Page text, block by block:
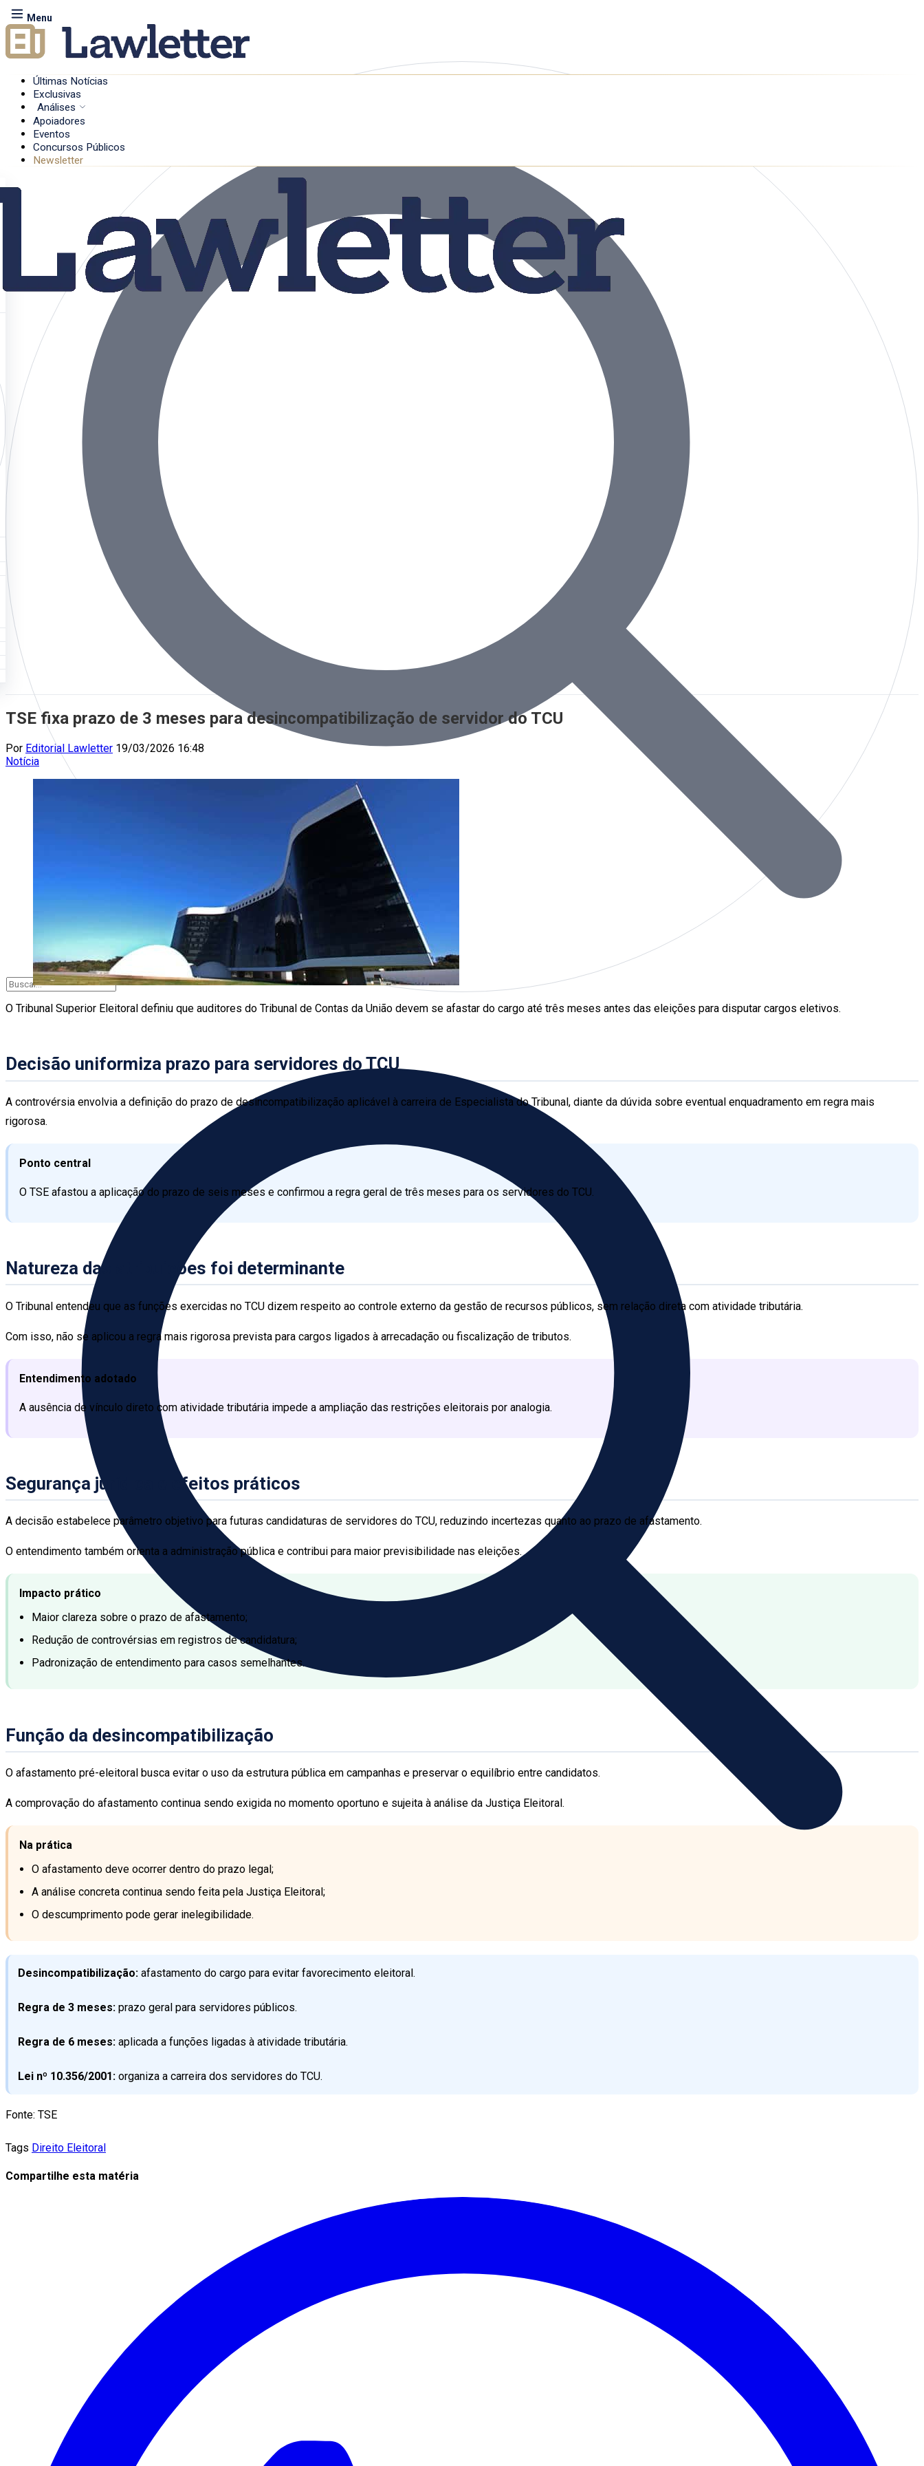
Menu
Últimas Notícias
Exclusivas
Análises
Apoiadores
Eventos
Concursos Públicos
Newsletter
TSE fixa prazo de 3 meses para desincompatibilização de servidor do TCU
Por Editorial Lawletter 19/03/2026 16:48
Notícia
O Tribunal Superior Eleitoral definiu que auditores do Tribunal de Contas da União devem se afastar do cargo até três meses antes das eleições para disputar cargos eletivos.
Decisão uniformiza prazo para servidores do TCU
A controvérsia envolvia a definição do prazo de desincompatibilização aplicável à carreira de Especialista do Tribunal, diante da dúvida sobre eventual enquadramento em regra mais
rigorosa.
Ponto central
O TSE afastou a aplicação do prazo de seis meses e confirmou a regra geral de três meses para os servidores do TCU.
Natureza das atribuições foi determinante
O Tribunal entendeu que as funções exercidas no TCU dizem respeito ao controle externo da gestão de recursos públicos, sem relação direta com atividade tributária.
Com isso, não se aplicou a regra mais rigorosa prevista para cargos ligados à arrecadação ou fiscalização de tributos.
Entendimento adotado
A ausência de vínculo direto com atividade tributária impede a ampliação das restrições eleitorais por analogia.
Segurança jurídica e efeitos práticos
A decisão estabelece parâmetro objetivo para futuras candidaturas de servidores do TCU, reduzindo incertezas quanto ao prazo de afastamento.
O entendimento também orienta a administração pública e contribui para maior previsibilidade nas eleições.
Impacto prático
Maior clareza sobre o prazo de afastamento;
Redução de controvérsias em registros de candidatura;
Padronização de entendimento para casos semelhantes.
Função da desincompatibilização
O afastamento pré-eleitoral busca evitar o uso da estrutura pública em campanhas e preservar o equilíbrio entre candidatos.
A comprovação do afastamento continua sendo exigida no momento oportuno e sujeita à análise da Justiça Eleitoral.
Na prática
O afastamento deve ocorrer dentro do prazo legal;
A análise concreta continua sendo feita pela Justiça Eleitoral;
O descumprimento pode gerar inelegibilidade.
Desincompatibilização: afastamento do cargo para evitar favorecimento eleitoral.
Regra de 3 meses: prazo geral para servidores públicos.
Regra de 6 meses: aplicada a funções ligadas à atividade tributária.
Lei nº 10.356/2001: organiza a carreira dos servidores do TCU.
Fonte: TSE
Tags Direito Eleitoral
Compartilhe esta matéria